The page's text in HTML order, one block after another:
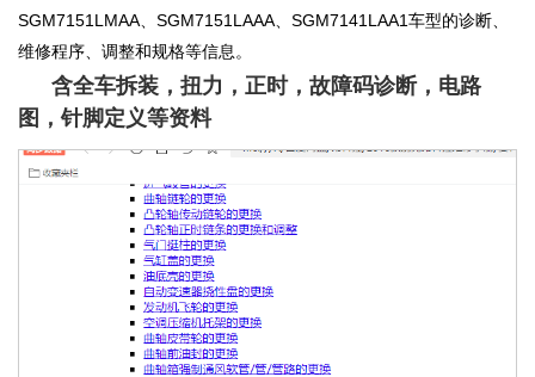
SGM7151LMAA、SGM7151LAAA、SGM7141LAA1车型的诊断、
维修程序、调整和规格等信息。
含全车拆装，扭力，正时，故障码诊断，电路
图，针脚定义等资料